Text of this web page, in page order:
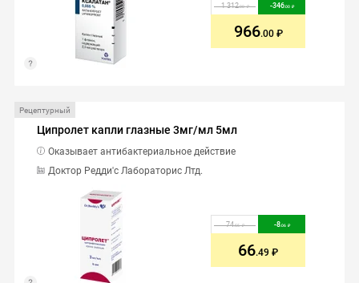
1 312.00 -346.00
966.00
Рецептурный
Ципролет капли глазные 3мг/мл 5мл
Доктор Редди'с Лабораторис Лтд.
Оказывает антибактериальное действие
74.55 -8.06
66.49